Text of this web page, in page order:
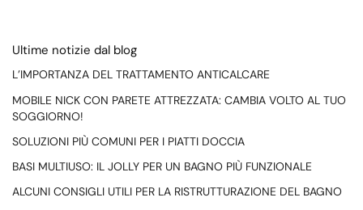
Ultime notizie dal blog
L’IMPORTANZA DEL TRATTAMENTO ANTICALCARE
MOBILE NICK CON PARETE ATTREZZATA: CAMBIA VOLTO AL TUO
SOGGIORNO!
SOLUZIONI PIÙ COMUNI PER I PIATTI DOCCIA
BASI MULTIUSO: IL JOLLY PER UN BAGNO PIÙ FUNZIONALE
ALCUNI CONSIGLI UTILI PER LA RISTRUTTURAZIONE DEL BAGNO